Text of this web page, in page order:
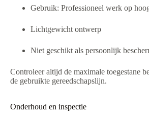
Gebruik: Professioneel werk op
Lichtgewicht ontwerp
Niet geschikt als persoonlijk
Controleer altijd de maximale toegestane
de gebruikte gereedschapslijn.
Onderhoud en inspectie